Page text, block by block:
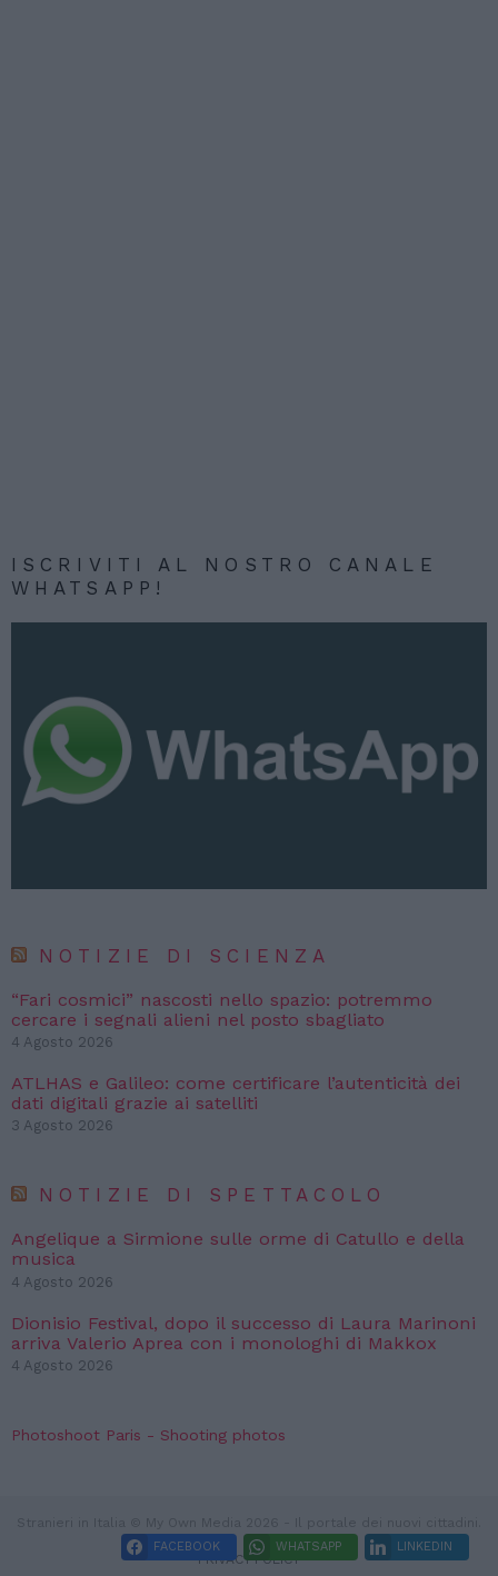
ISCRIVITI AL NOSTRO CANALE
WHATSAPP!
NOTIZIE DI SCIENZA
“Fari cosmici” nascosti nello spazio: potremmo
cercare i segnali alieni nel posto sbagliato
4 Agosto 2026
ATLHAS e Galileo: come certificare l’autenticità dei
dati digitali grazie ai satelliti
3 Agosto 2026
NOTIZIE DI SPETTACOLO
Angelique a Sirmione sulle orme di Catullo e della
musica
4 Agosto 2026
Dionisio Festival, dopo il successo di Laura Marinoni
arriva Valerio Aprea con i monologhi di Makkox
4 Agosto 2026
Photoshoot Paris - Shooting photos
PRIVACY POLICY
FACEBOOK WHATSAPP LINKEDIN